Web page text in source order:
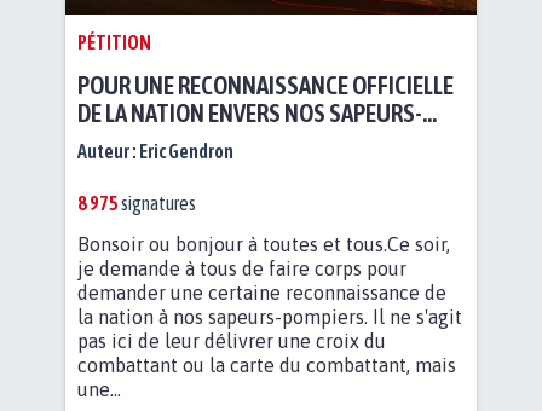
PÉTITION
POUR UNE RECONNAISSANCE OFFICIELLE
DE LA NATION ENVERS NOS SAPEURS-
POMPIERS
Auteur : Eric Gendron
8 975signatures
Bonsoir ou bonjour à toutes et tous.Ce soir,
je demande à tous de faire corps pour
demander une certaine reconnaissance de
la nation à nos sapeurs-pompiers. Il ne s'agit
pas ici de leur délivrer une croix du
combattant ou la carte du combattant, mais
une...